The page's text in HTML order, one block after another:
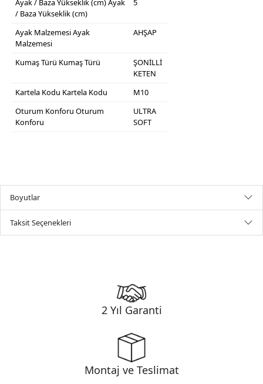
Ayak / Baza Yükseklik (cm)Ayak
/ Baza Yükseklik (cm)
5
Ayak MalzemesiAyak
Malzemesi
AHŞAP
Kumaş Türü Kumaş Türü
ŞONİLLİ
KETEN
Kartela Kodu Kartela Kodu
M10
Oturum Konforu Oturum
Konforu
ULTRA
SOFT
Boyutlar
Taksit Seçenekleri
2 Yıl Garanti
Montaj ve Teslimat